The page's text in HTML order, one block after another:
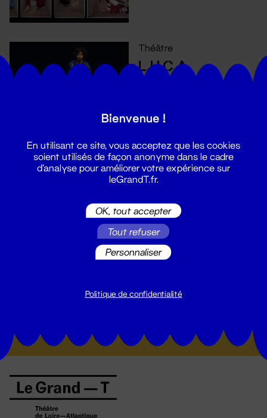
Théâtre
L.U.C.A.
Bienvenue !
En utilisant ce site, vous acceptez que les cookies
soient utilisés de façon anonyme dans le cadre
d'analyse pour améliorer votre expérience sur
leGrandT.fr.
OK, tout accepter
Tout refuser
Personnaliser
Politique de confidentialité